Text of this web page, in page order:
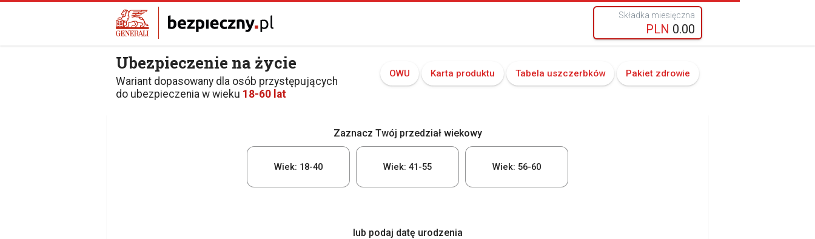
Składka miesięczna
PLN 0.00
Ubezpieczenie na życie
Wariant dopasowany dla osób przystępujących
do ubezpieczenia w wieku 18-60 lat
OWU Karta produktu Tabela uszczerbków Pakiet zdrowie
Zaznacz Twój przedział wiekowy
Wiek: 18-40 Wiek: 41-55 Wiek: 56-60
lub podaj datę urodzenia